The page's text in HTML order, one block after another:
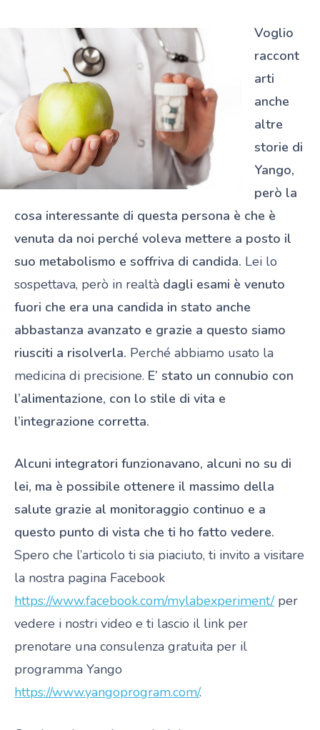
Voglio
raccont
arti
anche
altre
storie di
Yango,
però la
cosa interessante di questa persona è che è
venuta da noi perché voleva mettere a posto il
suo metabolismo e soffriva di candida. Lei lo
sospettava, però in realtà dagli esami è venuto
fuori che era una candida in stato anche
abbastanza avanzato e grazie a questo siamo
riusciti a risolverla. Perché abbiamo usato la
medicina di precisione. E’ stato un connubio con
l’alimentazione, con lo stile di vita e
l’integrazione corretta.
Alcuni integratori funzionavano, alcuni no su di
lei, ma è possibile ottenere il massimo della
salute grazie al monitoraggio continuo e a
questo punto di vista che ti ho fatto vedere.
Spero che l’articolo ti sia piaciuto, ti invito a visitare
la nostra pagina Facebook
https://www.facebook.com/mylabexperiment/per
vedere i nostri video e ti lascio il link per
prenotare una consulenza gratuita per il
programma Yango
https://www.yangoprogram.com/.